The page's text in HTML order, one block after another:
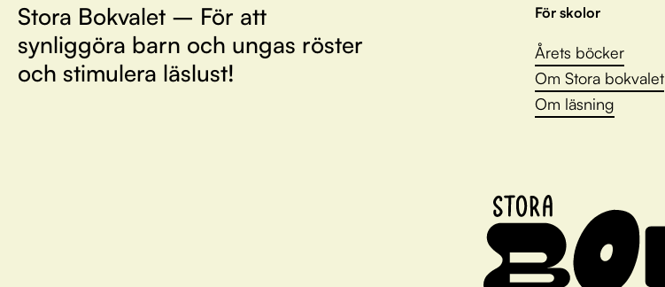
Stora Bokvalet – För att
synliggöra barn och ungas röster
och stimulera läslust!
För skolor
Årets böcker
Om Stora bokvalet
Om läsning